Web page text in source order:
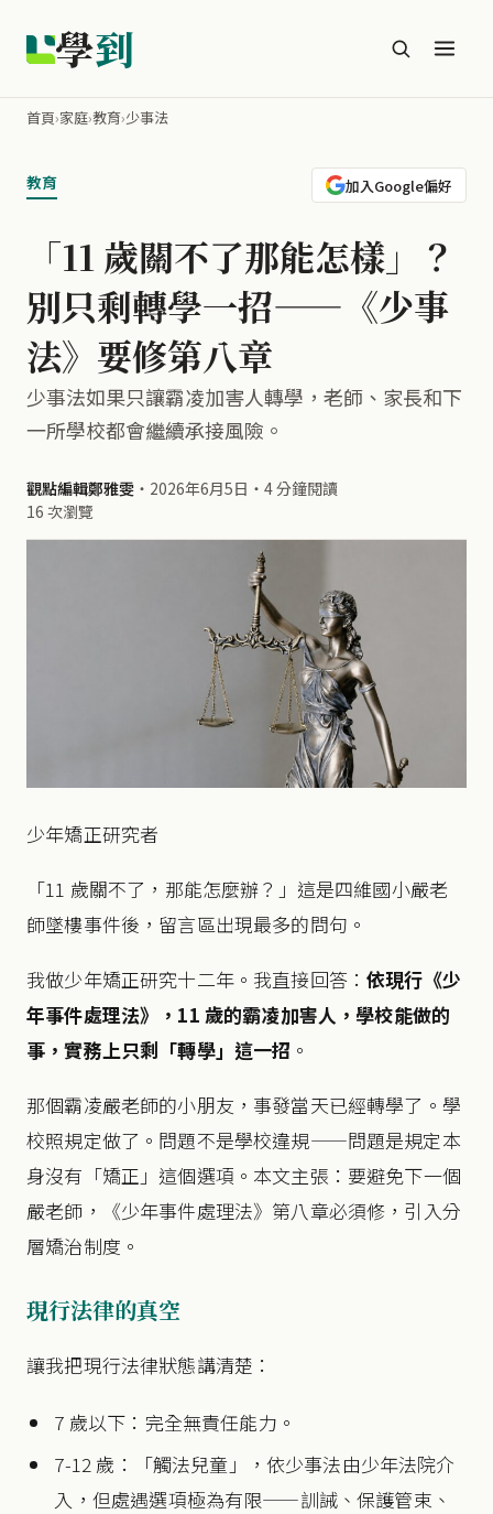
學到
首頁›家庭›教育›少事法
教育 加入Google偏好
「11 歲關不了那能怎樣」？
別只剩轉學一招——《少事
法》要修第八章
少事法如果只讓霸凌加害人轉學，老師、家長和下
一所學校都會繼續承接風險。
觀點編輯鄭雅雯 ・ 2026年6月5日 ・ 4 分鐘閱讀
16 次瀏覽
少年矯正研究者
「11 歲關不了，那能怎麼辦？」這是四維國小嚴老
師墜樓事件後，留言區出現最多的問句。
我做少年矯正研究十二年。我直接回答：依現行《少
年事件處理法》，11 歲的霸凌加害人，學校能做的
事，實務上只剩「轉學」這一招 。
那個霸凌嚴老師的小朋友，事發當天已經轉學了。學
校照規定做了。問題不是學校違規——問題是規定本
身沒有「矯正」這個選項。本文主張：要避免下一個
嚴老師，《少年事件處理法》第八章必須修，引入分
層矯治制度。
現行法律的真空
讓我把現行法律狀態講清楚：
7 歲以下：完全無責任能力。
7-12 歲：「觸法兒童」，依少事法由少年法院介
入，但處遇選項極為有限——訓誡、保護管束、